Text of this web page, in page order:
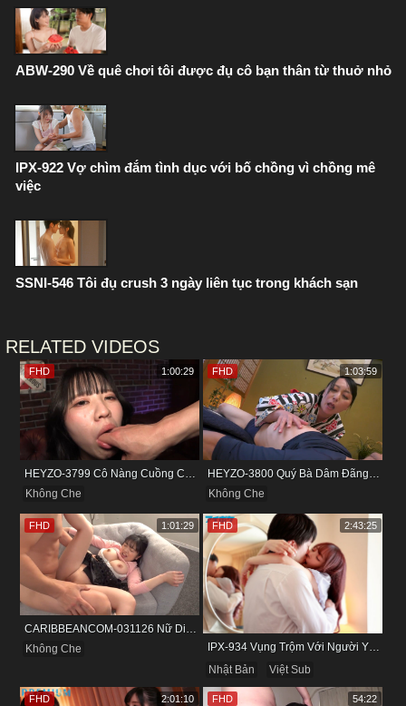
ABW-290 Về quê chơi tôi được đụ cô bạn thân từ thuở nhỏ
IPX-922 Vợ chìm đắm tình dục với bố chồng vì chồng mê
việc
SSNI-546 Tôi đụ crush 3 ngày liên tục trong khách sạn
RELATED VIDEOS
HEYZO-3799 Cô Nàng Cuồng Cảm Giác Mạnh Và Khoái Lạc Tột Đỉnh
Không Che
FHD 1:00:29
HEYZO-3800 Quý Bà Dâm Đãng Và Cuộc Vui Đầy Kích Thích
Không Che
FHD 1:03:59
Không Che
FHD 1:01:29
IPX-934 Vụng Trộm Với Người Yêu Cũ Trong Khách Sạn
Nhật Bản
Việt Sub
FHD 2:43:25
FHD 2:01:10 FHD 54:22